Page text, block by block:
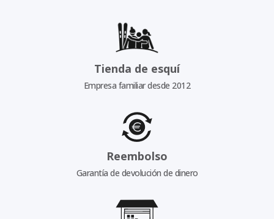
Tienda de esquí
Empresa familiar desde 2012
Reembolso
Garantía de devolución de dinero